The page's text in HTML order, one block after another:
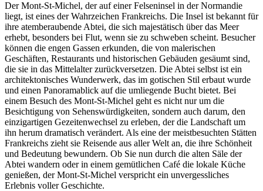
Der Mont-St-Michel, der auf einer Felseninsel in der Normandie
liegt, ist eines der Wahrzeichen Frankreichs. Die Insel ist bekannt für
ihre atemberaubende Abtei, die sich majestätisch über das Meer
erhebt, besonders bei Flut, wenn sie zu schweben scheint. Besucher
können die engen Gassen erkunden, die von malerischen
Geschäften, Restaurants und historischen Gebäuden gesäumt sind,
die sie in das Mittelalter zurückversetzen. Die Abtei selbst ist ein
architektonisches Wunderwerk, das im gotischen Stil erbaut wurde
und einen Panoramablick auf die umliegende Bucht bietet. Bei
einem Besuch des Mont-St-Michel geht es nicht nur um die
Besichtigung von Sehenswürdigkeiten, sondern auch darum, den
einzigartigen Gezeitenwechsel zu erleben, der die Landschaft um
ihn herum dramatisch verändert. Als eine der meistbesuchten Stätten
Frankreichs zieht sie Reisende aus aller Welt an, die ihre Schönheit
und Bedeutung bewundern. Ob Sie nun durch die alten Säle der
Abtei wandern oder in einem gemütlichen Café die lokale Küche
genießen, der Mont-St-Michel verspricht ein unvergessliches
Erlebnis voller Geschichte.